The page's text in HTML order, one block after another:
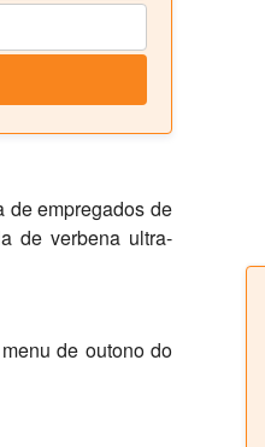
de empregados de
de verbena ultra-
de outono do